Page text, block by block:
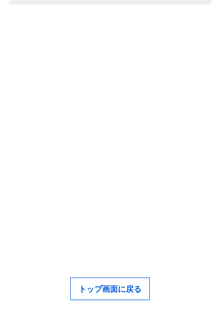
トップ画面に戻る